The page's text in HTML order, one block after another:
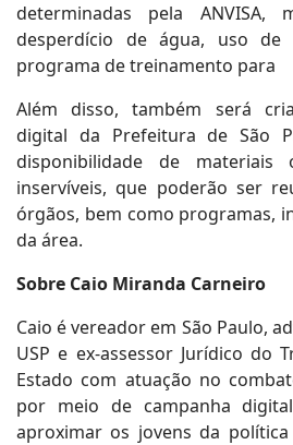
determinadas pela ANVISA,
desperdício de água, uso de
programa de treinamento para
Além disso, também será
digital da Prefeitura de São
disponibilidade de materiais
inservíveis, que poderão ser
órgãos, bem como programas,
da área.
Sobre Caio Miranda Carneiro
Caio é vereador em São Paulo,
USP e ex-assessor Jurídico do
Estado com atuação no
por meio de campanha
aproximar os jovens da